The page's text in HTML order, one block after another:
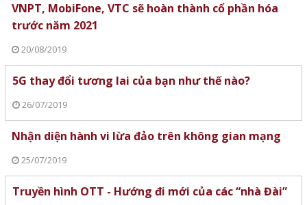
VNPT, MobiFone, VTC sẽ hoàn thành cổ phần hóa
trước năm 2021
20/08/2019
5G thay đổi tương lai của bạn như thế nào?
26/07/2019
Nhận diện hành vi lừa đảo trên không gian mạng
25/07/2019
Truyền hình OTT - Hướng đi mới của các “nhà Đài”